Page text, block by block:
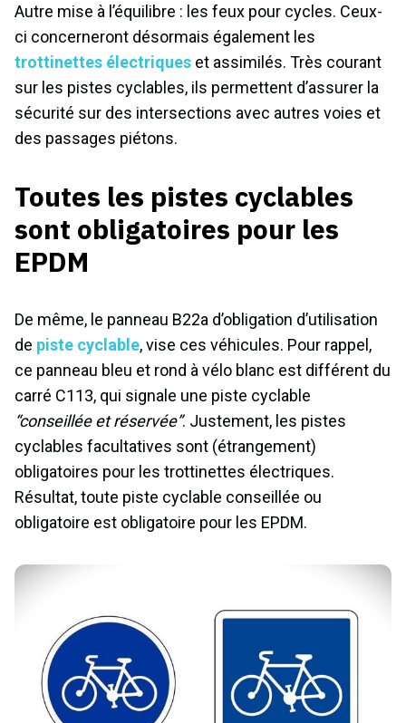
Autre mise à l’équilibre : les feux pour cycles. Ceux-
ci concerneront désormais également les
trottinettes électriques et assimilés. Très courant
sur les pistes cyclables, ils permettent d’assurer la
sécurité sur des intersections avec autres voies et
des passages piétons.
Toutes les pistes cyclables
sont obligatoires pour les
EPDM
De même, le panneau B22a d’obligation d’utilisation
de piste cyclable, vise ces véhicules. Pour rappel,
ce panneau bleu et rond à vélo blanc est différent du
carré C113, qui signale une piste cyclable
“conseillée et réservée”. Justement, les pistes
cyclables facultatives sont (étrangement)
obligatoires pour les trottinettes électriques.
Résultat, toute piste cyclable conseillée ou
obligatoire est obligatoire pour les EPDM.